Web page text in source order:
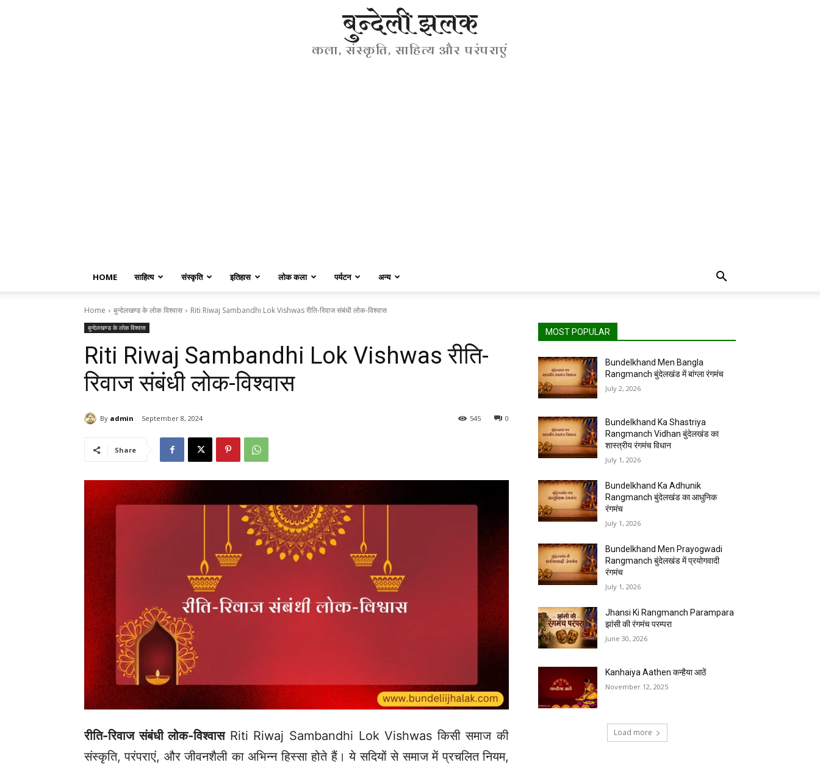
बुन्देली झलक
कला, संस्कृति, साहित्य और परंपराएं
HOME साहित्य संस्कृति इतिहास लोक कला पर्यटन अन्य
Home बुन्देलखण्ड के लोक विश्वास Riti Riwaj Sambandhi Lok Vishwas रीति-रिवाज संबंधी लोक-विश्वास
बुन्देलखण्ड के लोक विश्वास
Riti Riwaj Sambandhi Lok Vishwas रीति-
रिवाज संबंधी लोक-विश्वास
By admin September 8, 2024 0
545
Share
रीति-रिवाज संबंधी लोक-विश्वासRiti Riwaj Sambandhi Lok Vishwas किसी समाज की
संस्कृति, परंपराएं, और जीवनशैली का अभिन्न हिस्सा होते हैं। ये सदियों से समाज में प्रचलित नियम,
MOST POPULAR
Bundelkhand Men Bangla
Rangmanch बुंदेलखंड में बांग्ला रंगमंच
July 2, 2026
Bundelkhand Ka Shastriya
Rangmanch Vidhan बुंदेलखंड का
शास्त्रीय रंगमंच विधान
July 1, 2026
Bundelkhand Ka Adhunik
Rangmanch बुंदेलखंड का आधुनिक
रंगमंच
July 1, 2026
Bundelkhand Men Prayogwadi
Rangmanch बुंदेलखंड में प्रयोगवादी
रंगमंच
July 1, 2026
Jhansi Ki Rangmanch Parampara
झांसी की रंगमंच परम्परा
June 30, 2026
Kanhaiya Aathen कन्हैया आठें
November 12, 2025
Load more